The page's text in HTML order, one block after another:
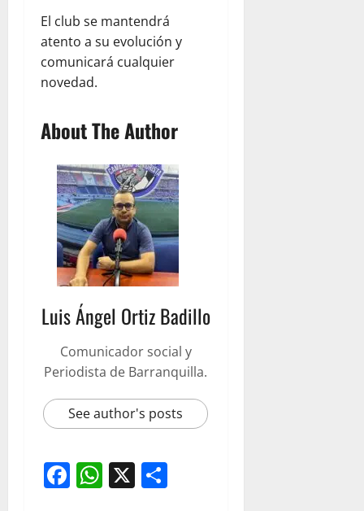
El club se mantendrá
atento a su evolución y
comunicará cualquier
novedad.
About The Author
Luis Ángel Ortiz Badillo
Comunicador social y
Periodista de Barranquilla.
See author's posts
Facebook
WhatsApp
X